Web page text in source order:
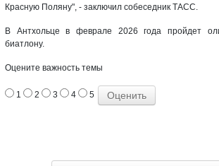
Красную Поляну", - заключил собеседник ТАСС.
В Антхольце в феврале 2026 года пройдет
биатлону.
Оцените важность темы
1 2 3 4 5